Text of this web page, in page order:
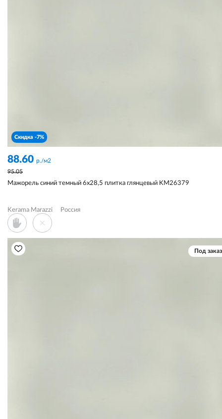
Скидка -7%
88.60 р./м2
95.05
Мажорель синий темный 6x28,5 плитка глянцевый KM26379
Kerama Marazzi Россия
Под заказ